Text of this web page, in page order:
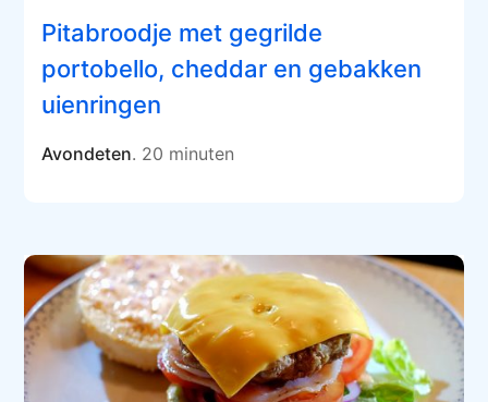
Pitabroodje met gegrilde
portobello, cheddar en gebakken
uienringen
Avondeten. 20 minuten